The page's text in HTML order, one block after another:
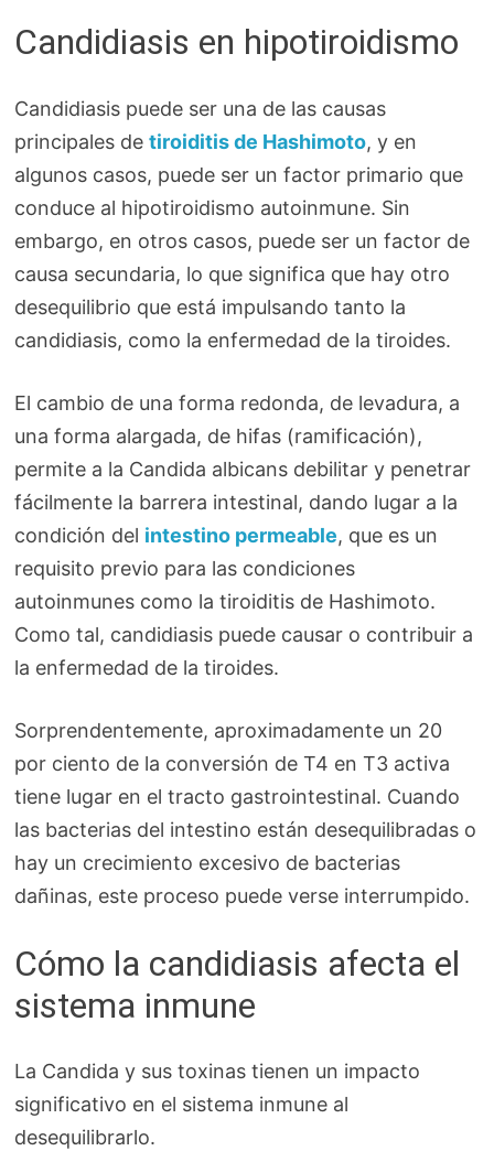
Candidiasis en hipotiroidismo
Candidiasis puede ser una de las causas
principales detiroiditis de Hashimoto, y en
algunos casos, puede ser un factor primario que
conduce al hipotiroidismo autoinmune. Sin
embargo, en otros casos, puede ser un factor de
causa secundaria, lo que significa que hay otro
desequilibrio que está impulsando tanto la
candidiasis, como la enfermedad de la tiroides.
El cambio de una forma redonda, de levadura, a
una forma alargada, de hifas (ramificación),
permite a la Candida albicans debilitar y penetrar
fácilmente la barrera intestinal, dando lugar a la
condición del intestino permeable, que es un
requisito previo para las condiciones
autoinmunes como la tiroiditis de Hashimoto.
Como tal, candidiasis puede causar o contribuir a
la enfermedad de la tiroides.
Sorprendentemente, aproximadamente un 20
por ciento de la conversión de T4 en T3 activa
tiene lugar en el tracto gastrointestinal. Cuando
las bacterias del intestino están desequilibradas o
hay un crecimiento excesivo de bacterias
dañinas, este proceso puede verse interrumpido.
Cómo la candidiasis afecta el
sistema inmune
La Candida y sus toxinas tienen un impacto
significativo en el sistema inmune al
desequilibrarlo.